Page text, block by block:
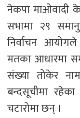
नेकपा माओवादी
सभामा २९
निर्वाचन
मतका आधारमा
संख्या तोकेर
बन्दसूचीमा
चटारोमा छन् ।